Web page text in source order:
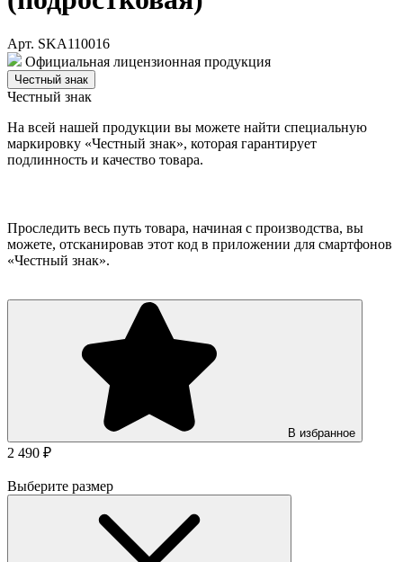
Арт. SKA110016
Официальная лицензионная продукция
Честный знак
Честный знак
На всей нашей продукции вы можете найти специальную
маркировку «Честный знак», которая гарантирует
подлинность и качество товара.
Проследить весь путь товара, начиная с производства, вы
можете, отсканировав этот код в приложении для смартфонов
«Честный знак».
В избранное
2 490 ₽
Выберите размер